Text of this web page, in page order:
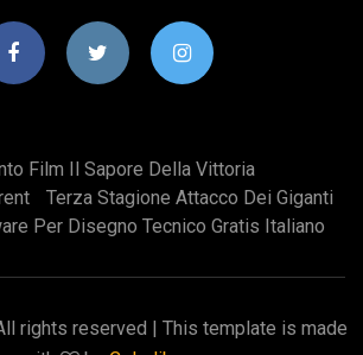
Film Il Sapore Della Vittoria
Terza Stagione Attacco Dei Giganti
Per Disegno Tecnico Gratis Italiano
rights reserved | This template is made